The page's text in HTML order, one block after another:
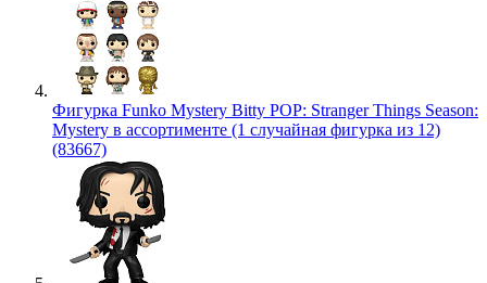
Фигурка Funko Mystery Bitty POP: Stranger Things Season:
Mystery в ассортименте (1 случайная фигурка из 12)
(83667)